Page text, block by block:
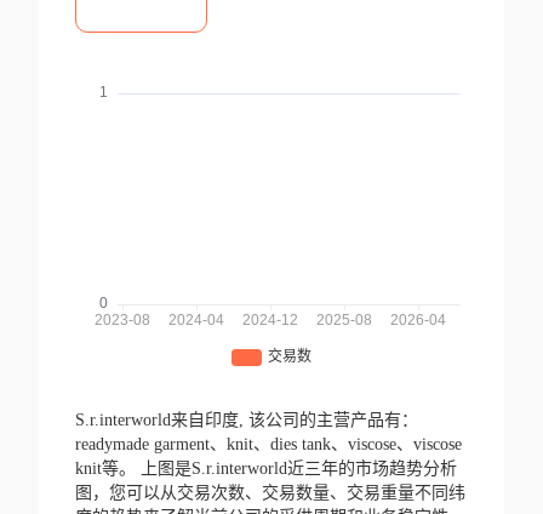
S.r.interworld来自印度, 该公司的主营产品有：
readymade garment、knit、dies tank、viscose、viscose
knit等。
上图是S.r.interworld近三年的市场趋势分析
图，您可以从交易次数、交易数量、交易重量不同纬